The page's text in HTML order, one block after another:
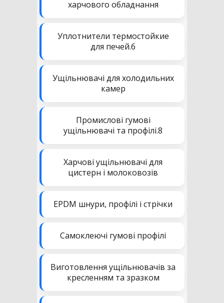
харчового обладнання
Уплотнители термостойкие
для печей.6
Ущільнювачі для холодильних
камер
Промислові гумові
ущільнювачі та профілі.8
Харчові ущільнювачі для
цистерн і молоковозів
EPDM шнури, профілі і стрічки
Самоклеючі гумові профілі
Виготовлення ущільнювачів за
кресленням та зразком